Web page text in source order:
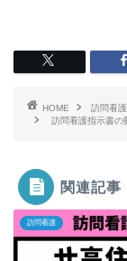
HOME
訪問看護
訪問看護指示書の
関連記事
訪問看護